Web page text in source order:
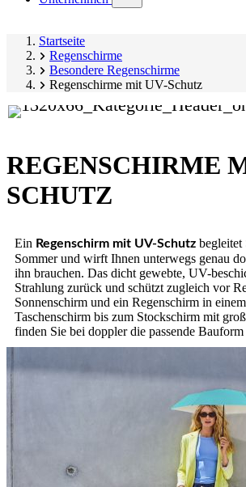
submenu)
Startseite
Regenschirme
Besondere Regenschirme
Regenschirme mit UV-Schutz
REGENSCHIRME
SCHUTZ
Ein Regenschirm mit UV-Schutz begleitet
Sommer und wirft Ihnen unterwegs genau
ihn brauchen. Das dicht gewebte, UV-
Strahlung zurück und schützt zugleich vor
Sonnenschirm und ein Regenschirm in
Taschenschirm bis zum Stockschirm mit
finden Sie bei doppler die passende